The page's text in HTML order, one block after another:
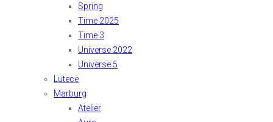
Spring
Time 2025
Time 3
Universe 2022
Universe 5
Lutece
Marburg
Atelier